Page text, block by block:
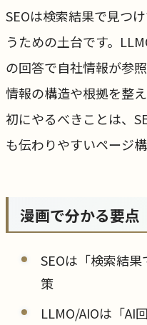
SEOは検索結果で見つ
うための土台です。
の回答で自社情報が参
情報の構造や根拠を整
初にやるべきことは、
も伝わりやすいページ
漫画で分かる要点
SEOは「検索結
策
LLMO/AIOは「AI